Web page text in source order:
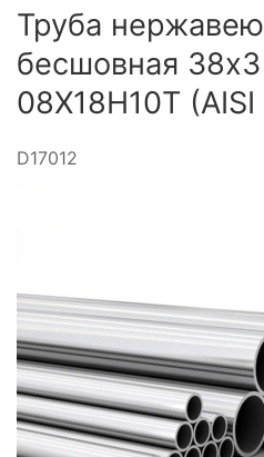
Труба
бесшовная
08Х18Н10Т
D17012